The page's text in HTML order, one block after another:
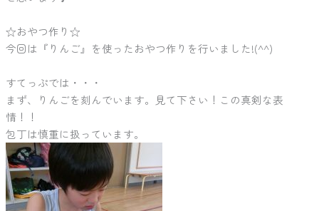
☆おやつ作り☆
今回は『りんご』を使ったおやつ作りを行いました!(^^)
すてっぷでは・・・
まず、りんごを刻んでいます。見て下さい！この真剣な表
情！！
包丁は慎重に扱っています。